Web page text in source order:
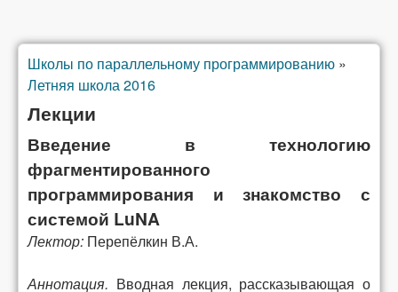
Вы здесь
Школы по параллельному программированию »
Летняя школа 2016
Лекции
Введение в технологию
фрагментированного
программирования и знакомство с
системой LuNA
Лектор: Перепёлкин В.А.
Аннотация. Вводная лекция, рассказывающая о